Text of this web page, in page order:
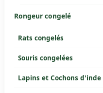
Rongeur congelé
Rats congelés
Souris congelées
Lapins et Cochons d'inde